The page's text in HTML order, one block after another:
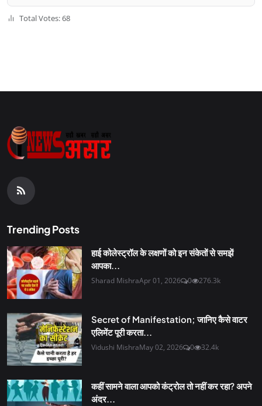
Total Votes: 68
Trending Posts
हाई कोलेस्ट्रॉल के लक्षणों को इन संकेतों से समझें
आपका...
Sharad MishraApr 01, 2026 0 276.3k
Secret of Manifestation; जानिए कैसे वाटर
एलिमेंट पूरी करता...
Vidushi MishraMay 02, 2026 0 32.4k
कहीं सामने वाला आपको कंट्रोल तो नहीं कर रहा? अपने
अंदर...